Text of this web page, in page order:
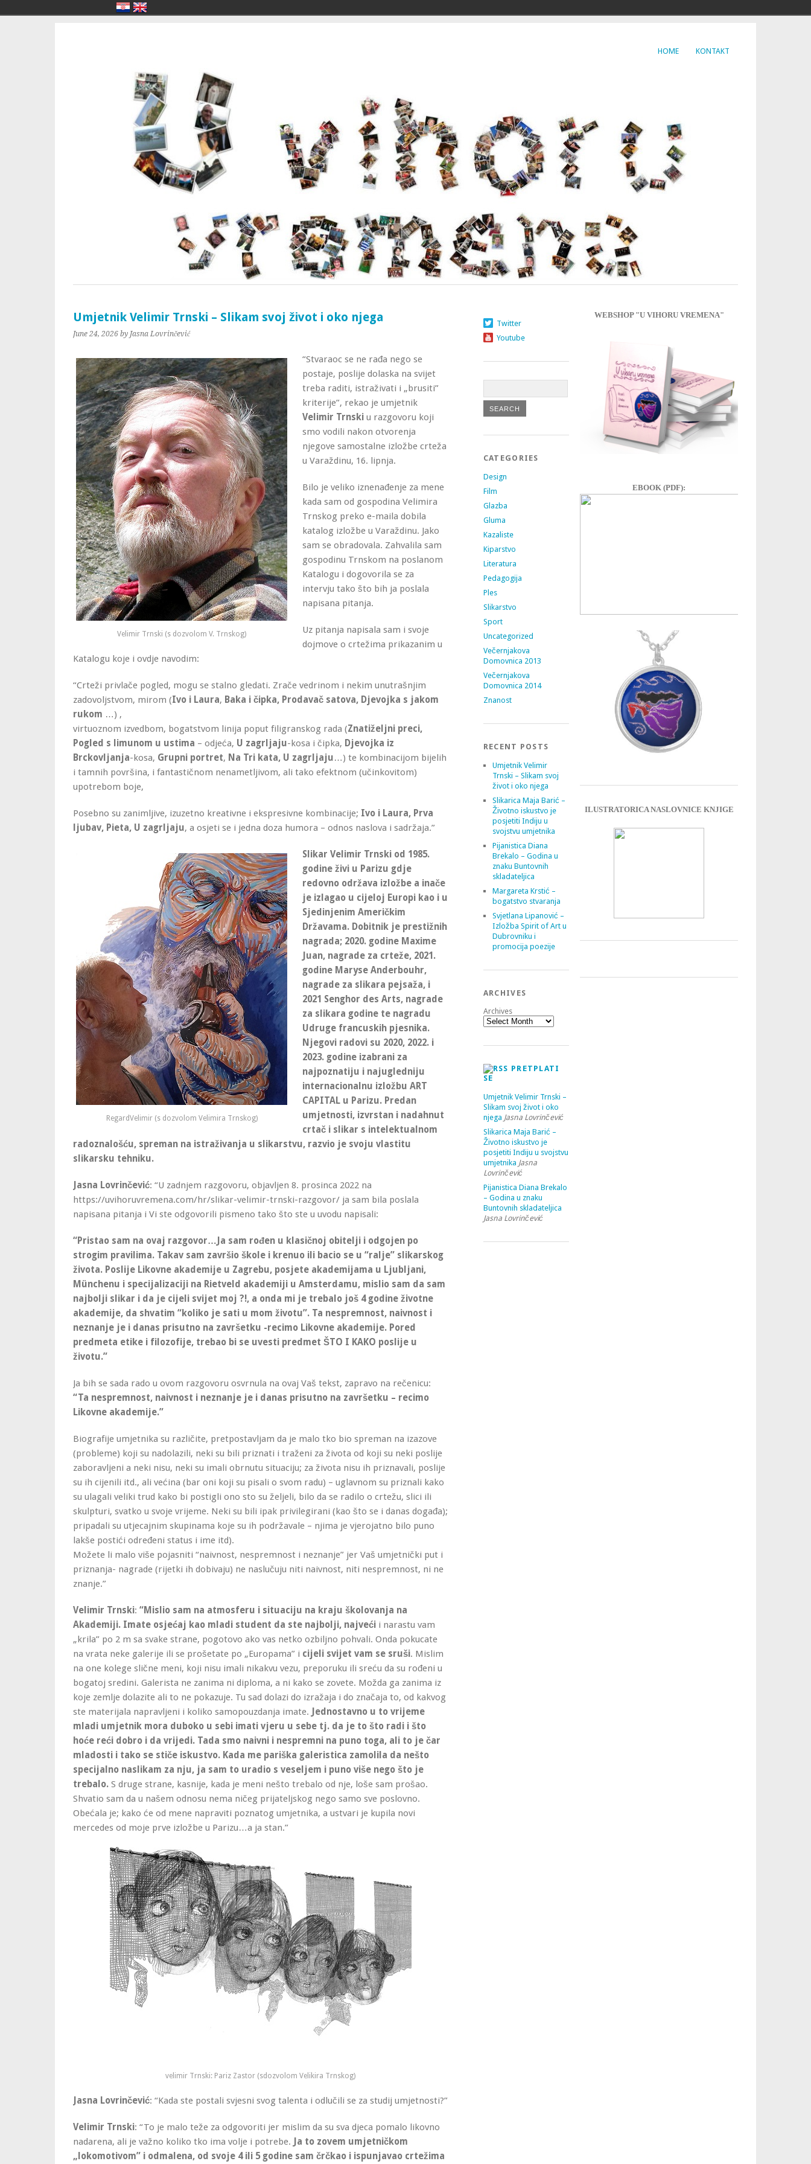
HOME KONTAKT
Umjetnik Velimir Trnski – Slikam svoj život i oko njega
June 24, 2026 by Jasna Lovrinčević
Velimir Trnski (s dozvolom V. Trnskog)
“Stvaraoc se ne rađa nego se
postaje, poslije dolaska na svijet
treba raditi, istraživati i „brusiti”
kriterije”, rekao je umjetnik
Velimir Trnski u razgovoru koji
smo vodili nakon otvorenja
njegove samostalne izložbe crteža
u Varaždinu, 16. lipnja.
Bilo je veliko iznenađenje za mene
kada sam od gospodina Velimira
Trnskog preko e-maila dobila
katalog izložbe u Varaždinu. Jako
sam se obradovala. Zahvalila sam
gospodinu Trnskom na poslanom
Katalogu i dogovorila se za
intervju tako što bih ja poslala
napisana pitanja.
Uz pitanja napisala sam i svoje
dojmove o crtežima prikazanim u
Katalogu koje i ovdje navodim:
“Crteži privlače pogled, mogu se stalno gledati. Zrače vedrinom i nekim unutrašnjim
zadovoljstvom, mirom (Ivo i Laura, Baka i čipka, Prodavač satova, Djevojka s jakom
rukom …) ,
virtuoznom izvedbom, bogatstvom linija poput filigranskog rada (Znatiželjni preci,
Pogled s limunom u ustima – odjeća, U zagrljaju-kosa i čipka, Djevojka iz
Brckovljanja-kosa, Grupni portret, Na Tri kata, U zagrljaju…) te kombinacijom bijelih
i tamnih površina, i fantastičnom nenametljivom, ali tako efektnom (učinkovitom)
upotrebom boje,
Posebno su zanimljive, izuzetno kreativne i ekspresivne kombinacije; Ivo i Laura, Prva
ljubav, Pieta, U zagrljaju, a osjeti se i jedna doza humora – odnos naslova i sadržaja.”
RegardVelimir (s dozvolom Velimira Trnskog)
Slikar Velimir Trnski od 1985.
godine živi u Parizu gdje
redovno održava izložbe a inače
je izlagao u cijeloj Europi kao i u
Sjedinjenim Američkim
Državama. Dobitnik je prestižnih
nagrada; 2020. godine Maxime
Juan, nagrade za crteže, 2021.
godine Maryse Anderbouhr,
nagrade za slikara pejsaža, i
2021 Senghor des Arts, nagrade
za slikara godine te nagradu
Udruge francuskih pjesnika.
Njegovi radovi su 2020, 2022. i
2023. godine izabrani za
najpoznatiju i najugledniju
internacionalnu izložbu ART
CAPITAL u Parizu. Predan
umjetnosti, izvrstan i nadahnut
crtač i slikar s intelektualnom
radoznalošću, spreman na istraživanja u slikarstvu, razvio je svoju vlastitu
slikarsku tehniku.
Jasna Lovrinčević: “U zadnjem razgovoru, objavljen 8. prosinca 2022 na
https://uvihoruvremena.com/hr/slikar-velimir-trnski-razgovor/ ja sam bila poslala
napisana pitanja i Vi ste odgovorili pismeno tako što ste u uvodu napisali:
“Pristao sam na ovaj razgovor…Ja sam rođen u klasičnoj obitelji i odgojen po
strogim pravilima. Takav sam završio škole i krenuo ili bacio se u “ralje” slikarskog
života. Poslije Likovne akademije u Zagrebu, posjete akademijama u Ljubljani,
Münchenu i specijalizaciji na Rietveld akademiji u Amsterdamu, mislio sam da sam
najbolji slikar i da je cijeli svijet moj ?!, a onda mi je trebalo još 4 godine životne
akademije, da shvatim “koliko je sati u mom životu”. Ta nespremnost, naivnost i
neznanje je i danas prisutno na završetku -recimo Likovne akademije. Pored
predmeta etike i filozofije, trebao bi se uvesti predmet ŠTO I KAKO poslije u
životu.”
Ja bih se sada rado u ovom razgovoru osvrnula na ovaj Vaš tekst, zapravo na rečenicu:
“Ta nespremnost, naivnost i neznanje je i danas prisutno na završetku – recimo
Likovne akademije.”
Biografije umjetnika su različite, pretpostavljam da je malo tko bio spreman na izazove
(probleme) koji su nadolazili, neki su bili priznati i traženi za života od koji su neki poslije
zaboravljeni a neki nisu, neki su imali obrnutu situaciju; za života nisu ih priznavali, poslije
su ih cijenili itd., ali većina (bar oni koji su pisali o svom radu) – uglavnom su priznali kako
su ulagali veliki trud kako bi postigli ono sto su željeli, bilo da se radilo o crtežu, slici ili
skulpturi, svatko u svoje vrijeme. Neki su bili ipak privilegirani (kao što se i danas događa);
pripadali su utjecajnim skupinama koje su ih podržavale – njima je vjerojatno bilo puno
lakše postići određeni status i ime itd).
Možete li malo više pojasniti “naivnost, nespremnost i neznanje” jer Vaš umjetnički put i
priznanja- nagrade (rijetki ih dobivaju) ne naslučuju niti naivnost, niti nespremnost, ni ne
znanje.”
Velimir Trnski: “Mislio sam na atmosferu i situaciju na kraju školovanja na
Akademiji. Imate osjećaj kao mladi student da ste najbolji, najveći i narastu vam
„krila” po 2 m sa svake strane, pogotovo ako vas netko ozbiljno pohvali. Onda pokucate
na vrata neke galerije ili se prošetate po „Europama” i cijeli svijet vam se sruši. Mislim
na one kolege slične meni, koji nisu imali nikakvu vezu, preporuku ili sreću da su rođeni u
bogatoj sredini. Galerista ne zanima ni diploma, a ni kako se zovete. Možda ga zanima iz
koje zemlje dolazite ali to ne pokazuje. Tu sad dolazi do izražaja i do značaja to, od kakvog
ste materijala napravljeni i koliko samopouzdanja imate.
Jednostavno u to vrijeme
mladi umjetnik mora duboko u sebi imati vjeru u sebe tj. da je to što radi i što
hoće reći dobro i da vrijedi. Tada smo naivni i nespremni na puno toga, ali to je čar
mladosti i tako se stiče iskustvo. Kada me pariška galeristica zamolila da nešto
specijalno naslikam za nju, ja sam to uradio s veseljem i puno više nego što je
trebalo. S druge strane, kasnije, kada je meni nešto trebalo od nje, loše sam prošao.
Shvatio sam da u našem odnosu nema ničeg prijateljskog nego samo sve poslovno.
Obećala je; kako će od mene napraviti poznatog umjetnika, a ustvari je kupila novi
mercedes od moje prve izložbe u Parizu…a ja stan.”
velimir Trnski: Pariz Zastor (sdozvolom Velikira Trnskog)
Jasna Lovrinčević: “Kada ste postali svjesni svog talenta i odlučili se za studij umjetnosti?”
Velimir Trnski: “To je malo teže za odgovoriti jer mislim da su sva djeca pomalo likovno
nadarena, ali je važno koliko tko ima volje i potrebe. Ja to zovem umjetničkom
„lokomotivom” i odmalena, od svoje 4 ili 5 godine sam črčkao i ispunjavao crtežima
Twitter
Youtube
CATEGORIES
Design
Film
Glazba
Gluma
Kazaliste
Kiparstvo
Literatura
Pedagogija
Ples
Slikarstvo
Sport
Uncategorized
Večernjakova
Domovnica 2013
Večernjakova
Domovnica 2014
Znanost
RECENT POSTS
Umjetnik Velimir
Trnski – Slikam svoj
život i oko njega
Slikarica Maja Barić –
Životno iskustvo je
posjetiti Indiju u
svojstvu umjetnika
Pijanistica Diana
Brekalo – Godina u
znaku Buntovnih
skladateljica
Margareta Krstić –
bogatstvo stvaranja
Svjetlana Lipanović –
Izložba Spirit of Art u
Dubrovniku i
promocija poezije
ARCHIVES
Archives
PRETPLATI
SE
Umjetnik Velimir Trnski –
Slikam svoj život i oko
njega Jasna Lovrinčević
Slikarica Maja Barić –
Životno iskustvo je
posjetiti Indiju u svojstvu
umjetnika Jasna
Lovrinčević
Pijanistica Diana Brekalo
– Godina u znaku
Buntovnih skladateljica
Jasna Lovrinčević
WEBSHOP "U VIHORU VREMENA"
EBOOK (PDF):
ILUSTRATORICA NASLOVNICE KNJIGE